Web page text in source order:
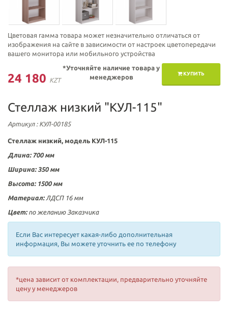
Цветовая гамма товара может незначительно отличаться от
изображения на сайте в зависимости от настроек цветопередачи
вашего монитора или мобильного устройства
24 180 KZT
КУПИТЬ
*Уточняйте наличие товара у
менеджеров
Стеллаж низкий "КУЛ-115"
Артикул: КУЛ-00185
Стеллаж низкий, модель КУЛ-115
Длина:700 мм
Ширина: 350 мм
Высота:1500 мм
Материал: ЛДСП 16 мм
Цвет: по желанию Заказчика
Если Вас интересует какая-либо дополнительная
информация, Вы можете уточнить ее по телефону
*цена зависит от комплектации, предварительно уточняйте
цену у менеджеров